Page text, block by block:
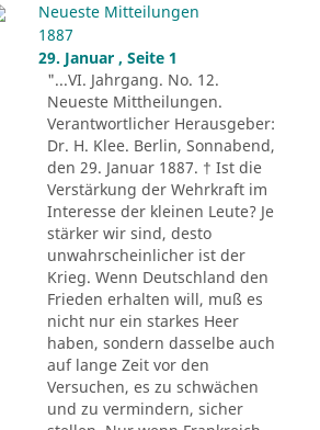
Neueste Mitteilungen
1887
29. Januar , Seite 1
"...VI. Jahrgang. No. 12.
Neueste Mittheilungen.
Verantwortlicher Herausgeber:
Dr. H. Klee. Berlin, Sonnabend,
den 29. Januar 1887. † Ist die
Verstärkung der Wehrkraft im
Interesse der kleinen Leute? Je
stärker wir sind, desto
unwahrscheinlicher ist der
Krieg. Wenn Deutschland den
Frieden erhalten will, muß es
nicht nur ein starkes Heer
haben, sondern dasselbe auch
auf lange Zeit vor den
Versuchen, es zu schwächen
und zu vermindern, sicher